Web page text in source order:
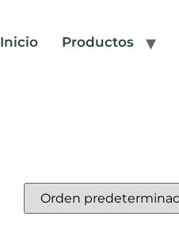
Inicio Productos